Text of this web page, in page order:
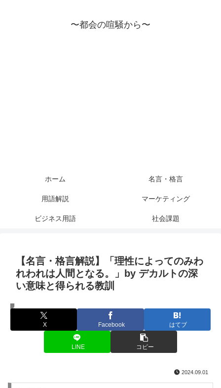
〜都会の喧騒から〜
ホーム 名言・格言
用語解説 マーケティング
ビジネス用語 社会課題
【名言・格言解説】「理性によってのみわ
れわれは人間となる。」by デカルトの深
い意味と得られる教訓
名言・格言
X Facebook はてブ
LINE コピー
2024.09.01